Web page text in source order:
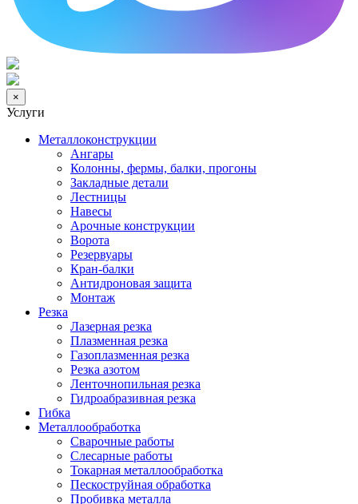
×
Услуги
Металлоконструкции
Ангары
Колонны, фермы, балки, прогоны
Закладные детали
Лестницы
Навесы
Арочные конструкции
Ворота
Резервуары
Кран-балки
Антидроновая защита
Монтаж
Резка
Лазерная резка
Плазменная резка
Газоплазменная резка
Резка азотом
Ленточнопильная резка
Гидроабразивная резка
Гибка
Металлообработка
Сварочные работы
Слесарные работы
Токарная металлообработка
Пескоструйная обработка
Пробивка металла